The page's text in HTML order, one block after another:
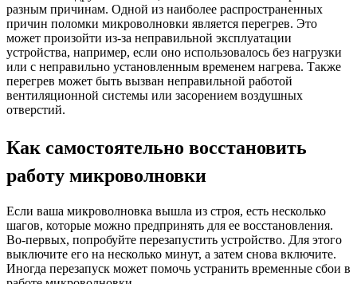
разным причинам. Одной из наиболее распространенных
причин поломки микроволновки является перегрев. Это
может произойти из-за неправильной эксплуатации
устройства, например, если оно использовалось без нагрузки
или с неправильно установленным временем нагрева. Также
перегрев может быть вызван неправильной работой
вентиляционной системы или засорением воздушных
отверстий.
Как самостоятельно восстановить
работу микроволновки
Если ваша микроволновка вышла из строя, есть несколько
шагов, которые можно предпринять для ее восстановления.
Во-первых, попробуйте перезапустить устройство. Для этого
выключите его на несколько минут, а затем снова включите.
Иногда перезапуск может помочь устранить временные сбои в